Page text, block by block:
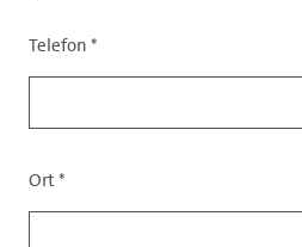
Telefon *
Data
Ort *